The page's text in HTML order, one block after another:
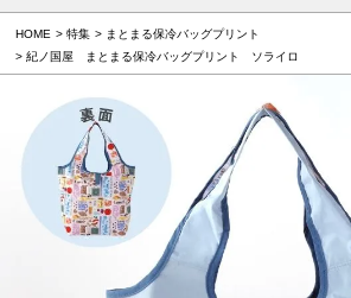
HOME 特集
まとまる保冷バッグプリント
紀ノ国屋 まとまる保冷バッグプリント ソライロ